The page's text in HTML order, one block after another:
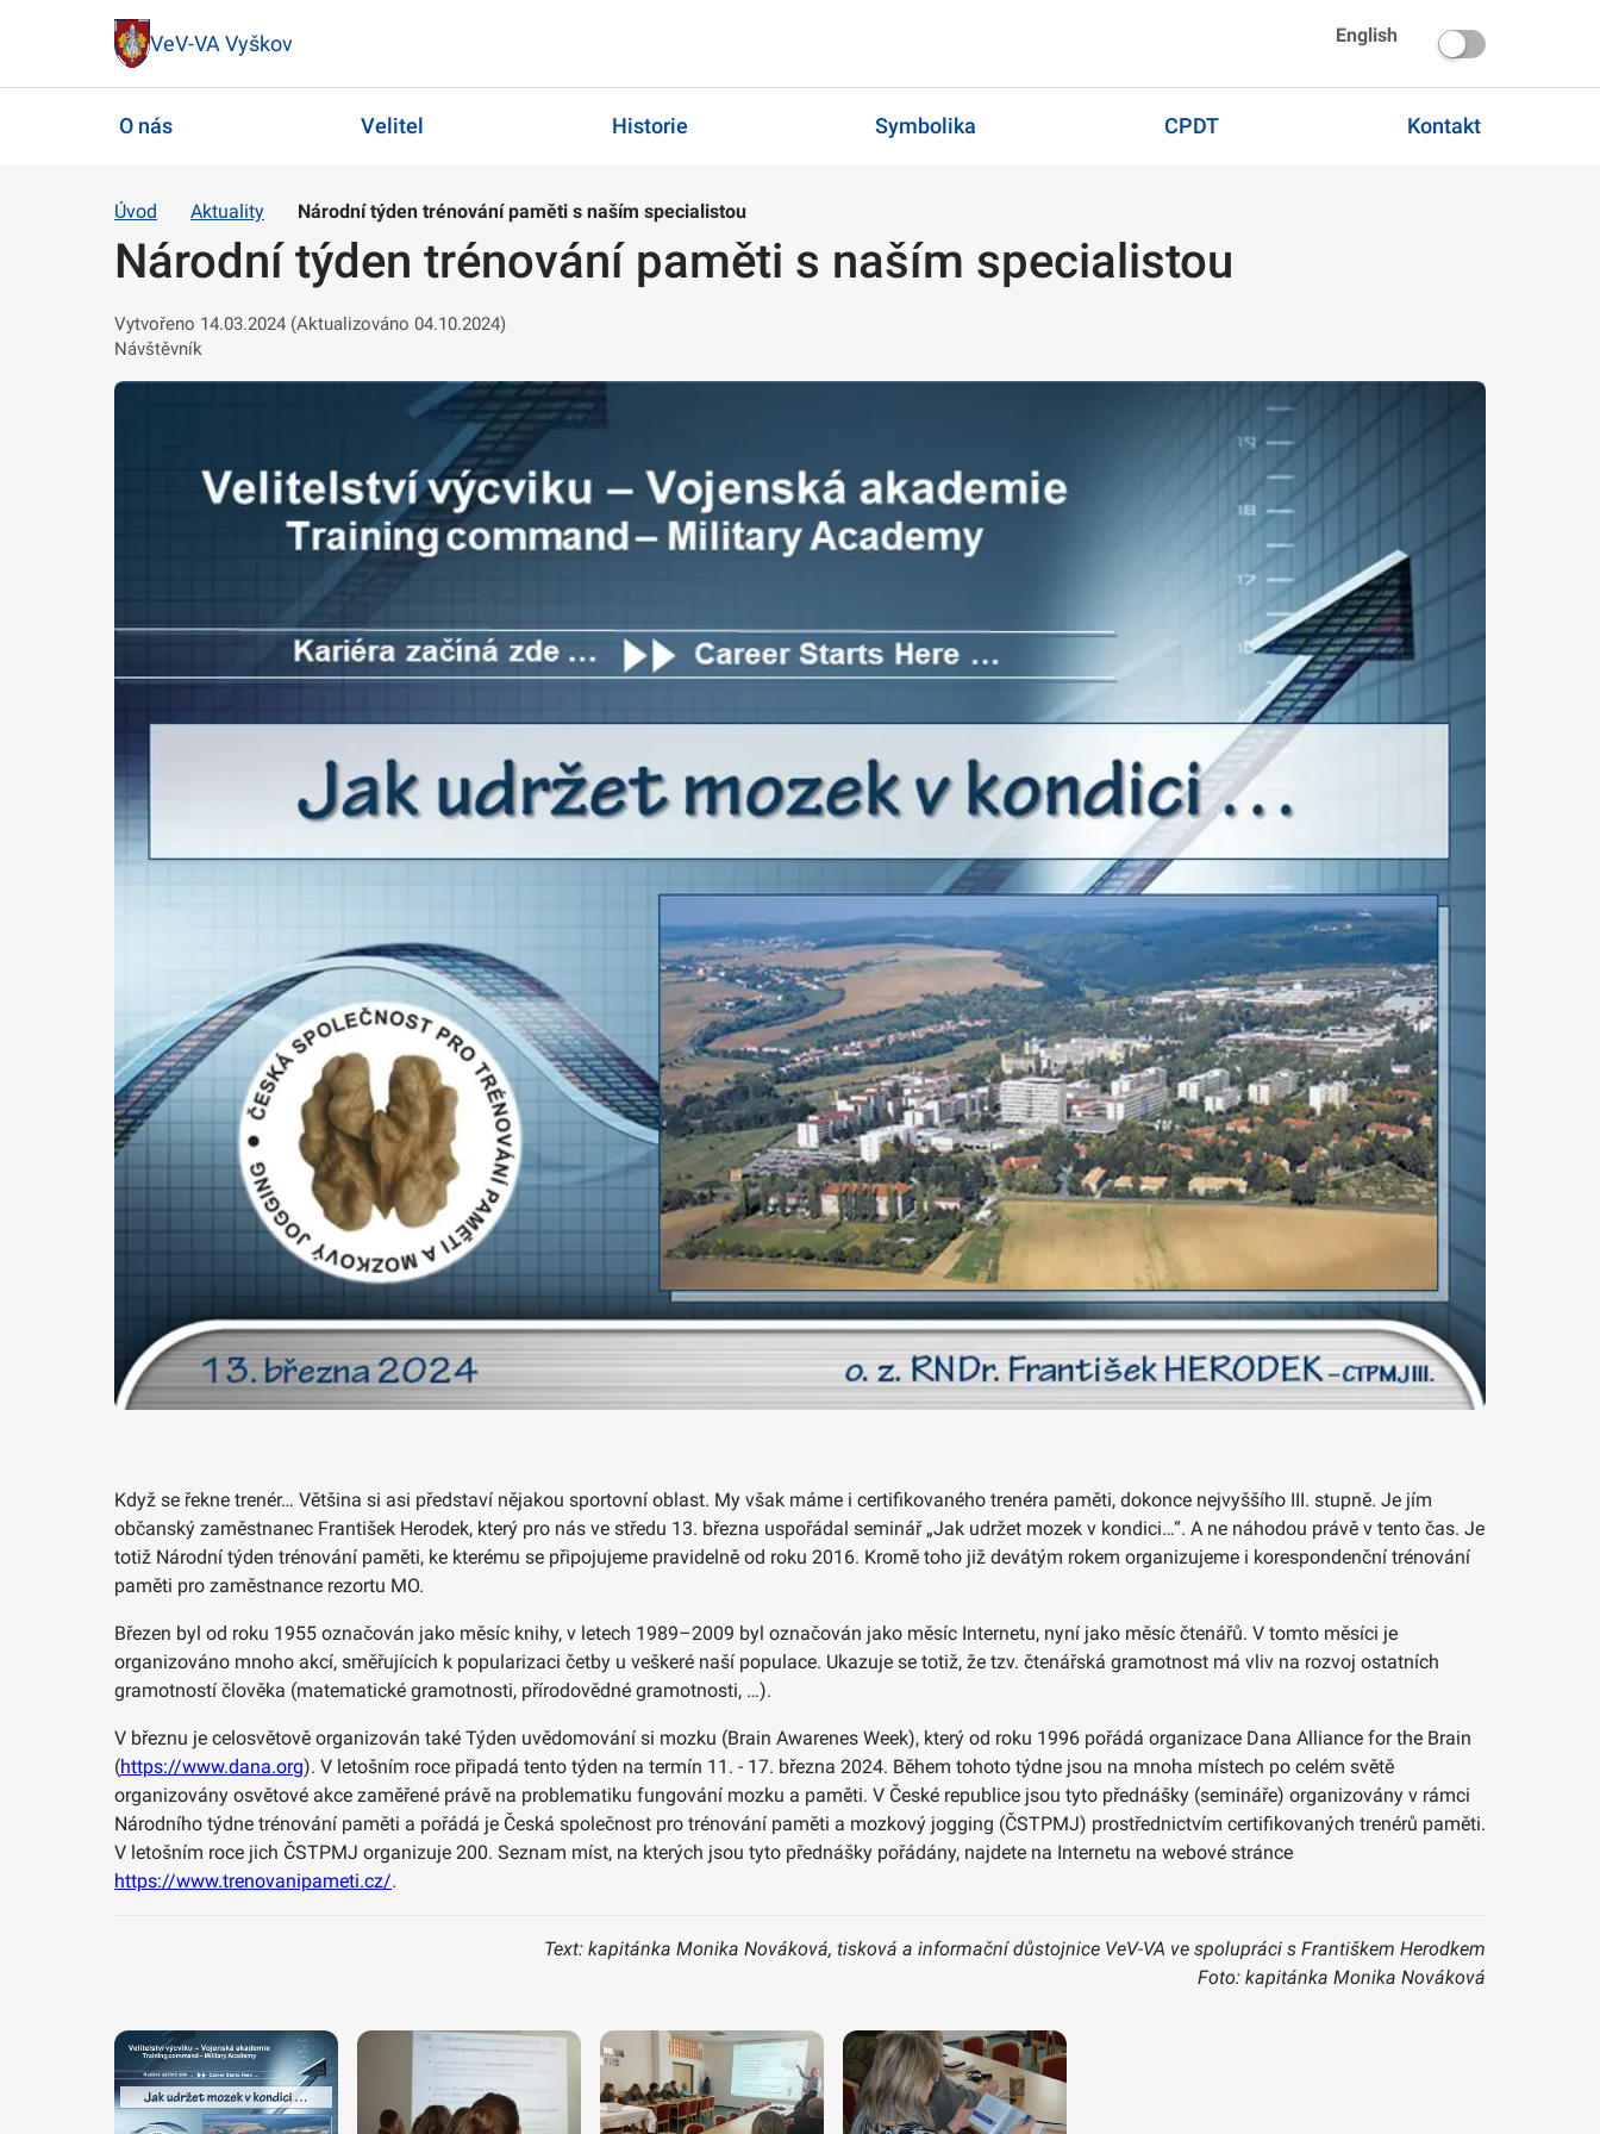
VeV-VA Vyškov English
O nás Velitel Historie Symbolika CPDT Kontakt
Úvod Aktuality Národní týden trénování paměti s naším specialistou
Národní týden trénování paměti s naším specialistou
Vytvořeno 14.03.2024 (Aktualizováno 04.10.2024)
Návštěvník
Když se řekne trenér… Většina si asi představí nějakou sportovní oblast. My však máme i certifikovaného trenéra paměti, dokonce nejvyššího III. stupně. Je jím
občanský zaměstnanec František Herodek, který pro nás ve středu 13. března uspořádal seminář „Jak udržet mozek v kondici…“. A ne náhodou právě v tento čas. Je
totiž Národní týden trénování paměti, ke kterému se připojujeme pravidelně od roku 2016. Kromě toho již devátým rokem organizujeme i korespondenční trénování
paměti pro zaměstnance rezortu MO.
Březen byl od roku 1955 označován jako měsíc knihy, v letech 1989–2009 byl označován jako měsíc Internetu, nyní jako měsíc čtenářů. V tomto měsíci je
organizováno mnoho akcí, směřujících k popularizaci četby u veškeré naší populace. Ukazuje se totiž, že tzv. čtenářská gramotnost má vliv na rozvoj ostatních
gramotností člověka (matematické gramotnosti, přírodovědné gramotnosti, …).
V březnu je celosvětově organizován také Týden uvědomování si mozku (Brain Awarenes Week), který od roku 1996 pořádá organizace Dana Alliance for the Brain
(https://www.dana.org). V letošním roce připadá tento týden na termín 11. - 17. března 2024. Během tohoto týdne jsou na mnoha místech po celém světě
organizovány osvětové akce zaměřené právě na problematiku fungování mozku a paměti. V České republice jsou tyto přednášky (semináře) organizovány v rámci
Národního týdne trénování paměti a pořádá je Česká společnost pro trénování paměti a mozkový jogging (ČSTPMJ) prostřednictvím certifikovaných trenérů paměti.
V letošním roce jich ČSTPMJ organizuje 200. Seznam míst, na kterých jsou tyto přednášky pořádány, najdete na Internetu na webové stránce
https://www.trenovanipameti.cz/.
Text: kapitánka Monika Nováková, tisková a informační důstojnice VeV-VA ve spolupráci s Františkem Herodkem
Foto: kapitánka Monika Nováková